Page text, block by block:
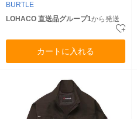
BURTLE
LOHACO 直送品グループ1から発送
カートに入れる